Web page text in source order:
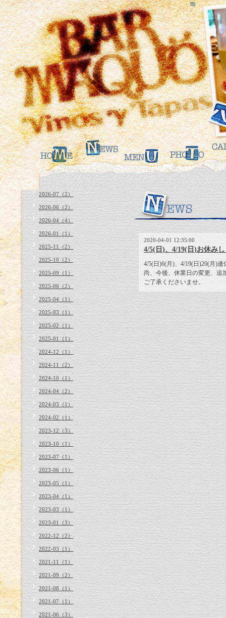
2020-04-01 12:35:00
4/5(日)、4/19(日)お休み
4/5(日)6(月)、4/19(日)20(月)
尚、今後、休業日の変更、追
ご了承くださいませ。
2026-07（2）
2026-06（2）
2026-04（4）
2026-01（1）
2025-11（2）
2025-10（2）
2025-09（1）
2025-06（2）
2025-04（1）
2025-03（1）
2025-02（1）
2025-01（1）
2024-12（1）
2024-11（2）
2024-10（1）
2024-04（2）
2024-03（1）
2024-02（1）
2023-12（3）
2023-10（1）
2023-07（1）
2023-06（1）
2023-05（1）
2023-04（1）
2023-03（1）
2023-01（3）
2022-12（2）
2022-03（1）
2021-11（1）
2021-09（2）
2021-08（1）
2021-07（1）
2021-06（3）